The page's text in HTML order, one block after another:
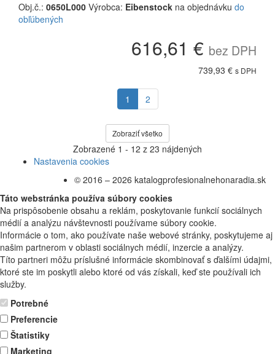
Obj.č.: 0650L000 Výrobca: Eibenstock na objednávku do
obľúbených
616,61 € bez DPH
739,93 € s DPH
1 2
Zobraziť všetko
Zobrazené 1 - 12 z 23 nájdených
Nastavenia cookies
© 2016 – 2026 katalogprofesionalnehonaradia.sk
Táto webstránka používa súbory cookies
Na prispôsobenie obsahu a reklám, poskytovanie funkcií sociálnych
médií a analýzu návštevnosti používame súbory cookie.
Informácie o tom, ako používate naše webové stránky, poskytujeme aj
našim partnerom v oblasti sociálnych médií, inzercie a analýzy.
Títo partneri môžu príslušné informácie skombinovať s ďalšími údajmi,
ktoré ste im poskytli alebo ktoré od vás získali, keď ste používali ich
služby.
Potrebné
Preferencie
Štatistiky
Marketing